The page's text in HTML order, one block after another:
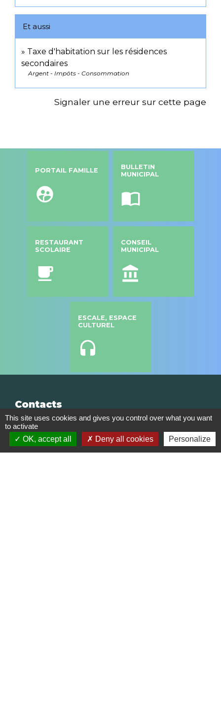
Et aussi
Taxe d'habitation sur les résidences
secondaires
Argent - Impôts - Consommation
Signaler une erreur sur cette page
PORTAIL FAMILLE
supervised_user_circle
BULLETIN
MUNICIPAL
import_contacts
RESTAURANT
SCOLAIRE
local_cafe
CONSEIL
MUNICIPAL
account_balance
ESCALE, ESPACE
CULTUREL
headset
Contacts
Commune de Saint Genis les Ollières
10, rue de la Mairie
69290 Saint-Genis-les-Ollières - FRANCE
+33 4 78 57 05 55
This site uses cookies and gives you control over what you want
to activate
OK, accept all
Deny all cookies Personalize